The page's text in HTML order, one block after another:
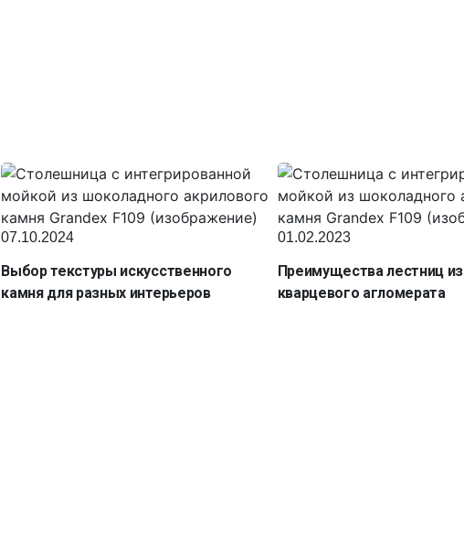
07.10.2024
Выбор текстуры искусственного
камня для разных интерьеров
01.02.2023
Преимущества лестниц из
кварцевого агломерата